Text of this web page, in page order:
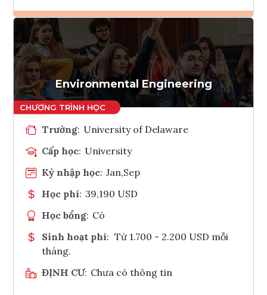
Ghi danh
Tham vấn Interlink
Environmental Engineering
Trường: University of Delaware
Cấp học: University
Kỳ nhập học: Jan,Sep
Học phí: 39,190 USD
Học bổng: Có
Sinh hoạt phí: Từ 1.700 - 2.200 USD mỗi
tháng.
ĐỊNH CƯ: Chưa có thông tin